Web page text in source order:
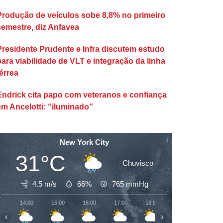
de veículos sobe 8,8% no primeiro
diz Anfavea
Prudente e Infra discutem estudo
viabilidade de VLT e integração da linha
cita papo com veteranos e confiança
Ancelotti: “iluminado”
New York City
31°C Chuvisco
4.5 m/s 66% 765mmHg
14:00 15:00 16:00 17:00 18:00
‹ ›